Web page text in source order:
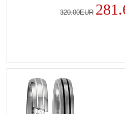
320.00EUR